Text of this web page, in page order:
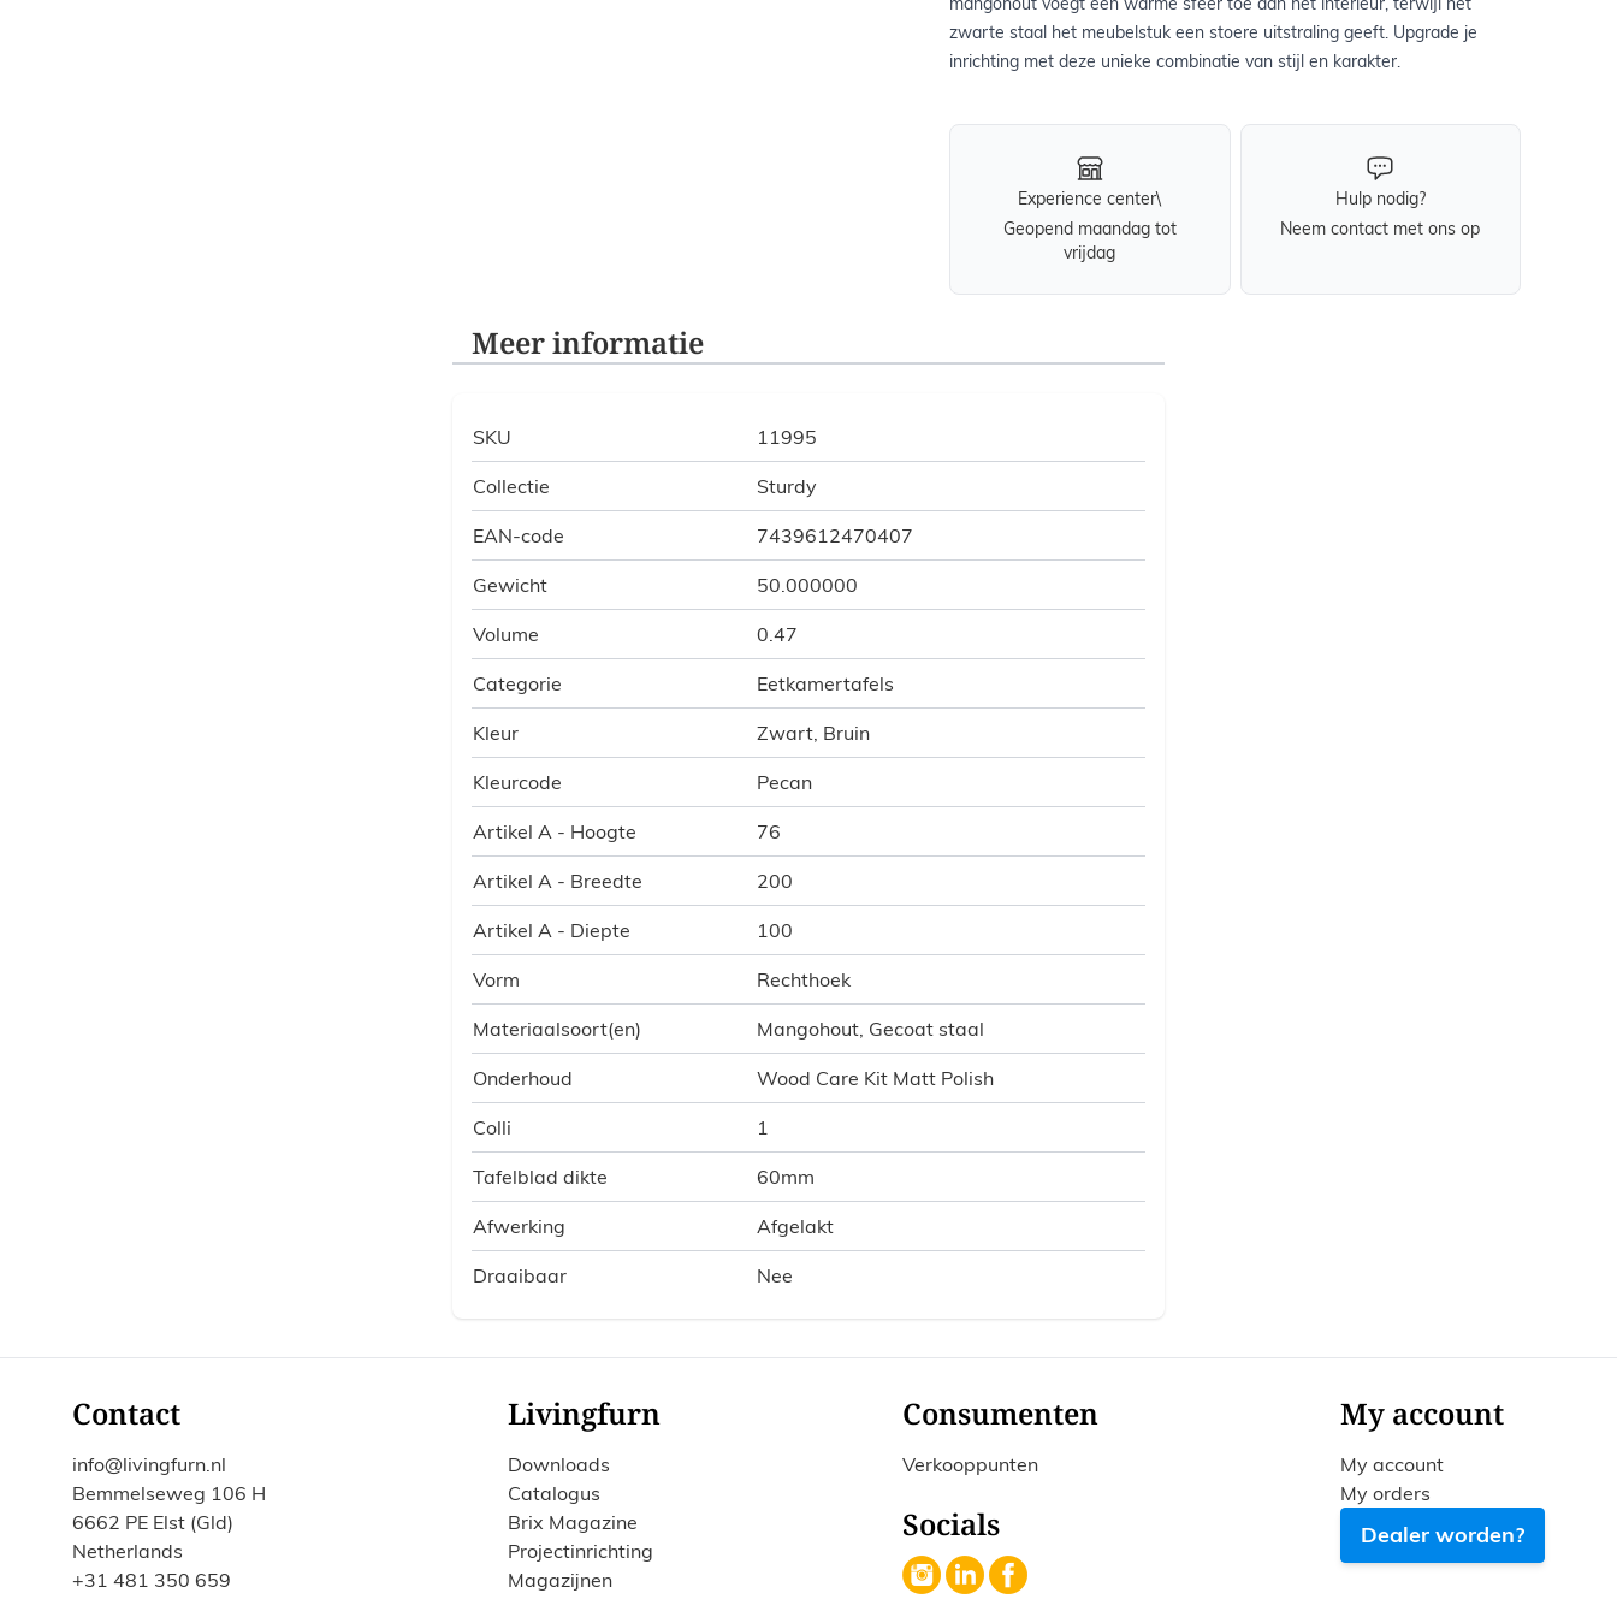
zwarte staal het meubelstuk een stoere uitstraling geeft. Upgrade je
inrichting met deze unieke combinatie van stijl en karakter.
Experience center\
Geopend maandag tot
vrijdag
Hulp nodig?
Neem contact met ons op
Meer informatie
SKU 11995
Collectie Sturdy
EAN-code 7439612470407
Gewicht 50.000000
Volume 0.47
Categorie Eetkamertafels
Kleur Zwart, Bruin
Kleurcode Pecan
Artikel A - Hoogte 76
Artikel A - Breedte 200
Artikel A - Diepte 100
Vorm Rechthoek
Materiaalsoort(en) Mangohout, Gecoat staal
Onderhoud Wood Care Kit Matt Polish
Colli 1
Tafelblad dikte 60mm
Afwerking Afgelakt
Draaibaar Nee
Contact
info@livingfurn.nl
Bemmelseweg 106 H
6662 PE Elst (Gld)
Netherlands
+31 481 350 659
Livingfurn
Downloads
Catalogus
Brix Magazine
Projectinrichting
Magazijnen
Consumenten
Verkooppunten
Socials
My account
My account
My orders
Dealer worden?